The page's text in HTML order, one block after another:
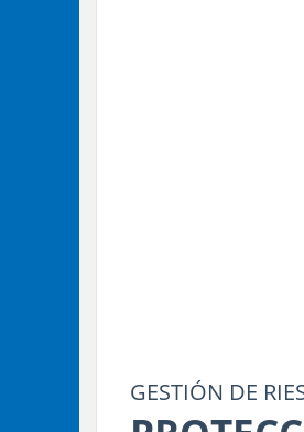
GESTIÓN DE